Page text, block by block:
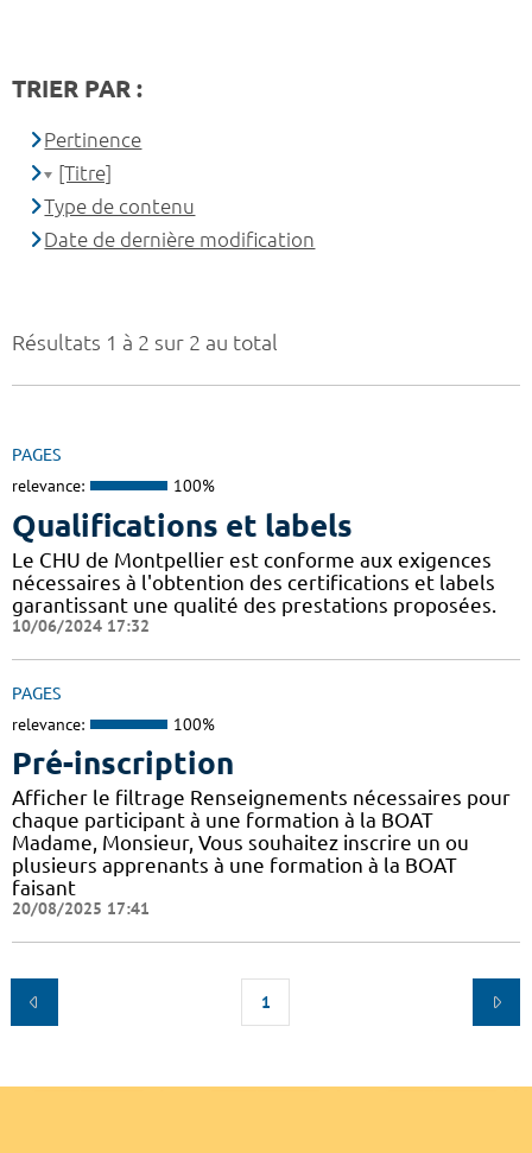
Résultats 1 à 2 sur 2 au total
PAGES
relevance: 100%
Qualifications et labels
Le CHU de Montpellier est conforme aux exigences
nécessaires à l'obtention des certifications et labels
garantissant une qualité des prestations proposées.
10/06/2024 17:32
PAGES
relevance: 100%
Pré-inscription
Afficher le filtrage Renseignements nécessaires pour
chaque participant à une formation à la BOAT
Madame, Monsieur, Vous souhaitez inscrire un ou
plusieurs apprenants à une formation à la BOAT
faisant
20/08/2025 17:41
1
TRIER PAR :
Pertinence
[Titre]
Type de contenu
Date de dernière modification